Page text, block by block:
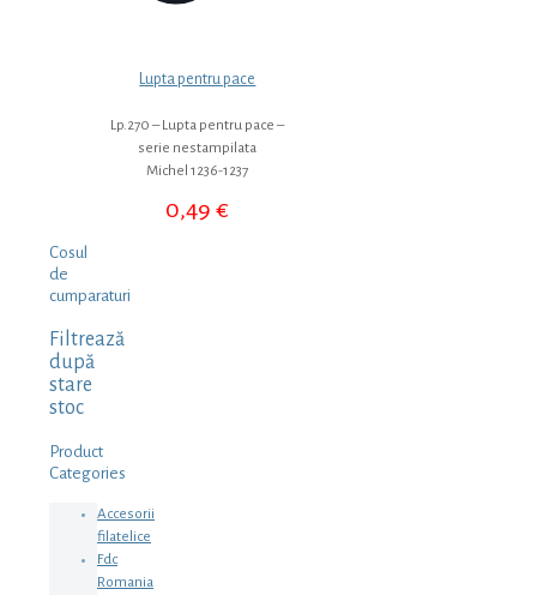
Lupta pentru pace
Lp.270 – Lupta pentru pace –
serie nestampilata
Michel 1236-1237
0,49€
Cosul
de
cumparaturi
Filtrează
după
stare
stoc
Product
Categories
Accesorii
filatelice
Fdc
Romania